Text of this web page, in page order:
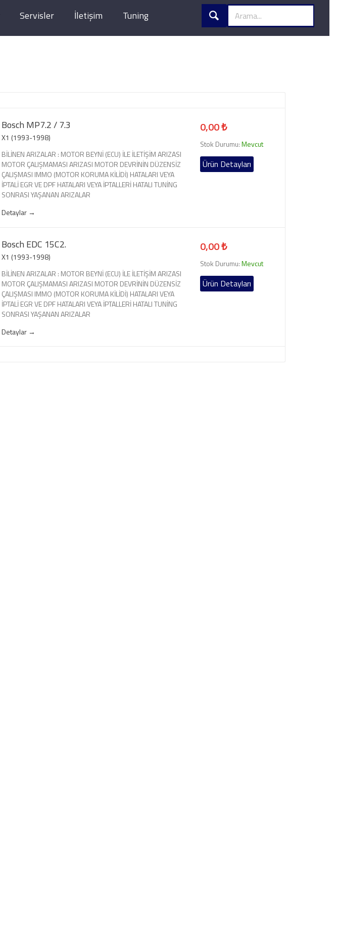
Servisler İletişim Tuning
Bosch MP7.2 / 7.3
X1 (1993-1998)
BİLİNEN ARIZALAR : MOTOR BEYNİ (ECU) İLE İLETİŞİM ARIZASI
MOTOR ÇALIŞMAMASI ARIZASI MOTOR DEVRİNİN DÜZENSİZ
ÇALIŞMASI IMMO (MOTOR KORUMA KİLİDİ) HATALARI VEYA
İPTALİ EGR VE DPF HATALARI VEYA İPTALLERİ HATALI TUNİNG
SONRASI YAŞANAN ARIZALAR
Detaylar →
0,00 ₺
Stok Durumu:Mevcut
Ürün Detayları
Bosch EDC 15C2.
X1 (1993-1998)
BİLİNEN ARIZALAR : MOTOR BEYNİ (ECU) İLE İLETİŞİM ARIZASI
MOTOR ÇALIŞMAMASI ARIZASI MOTOR DEVRİNİN DÜZENSİZ
ÇALIŞMASI IMMO (MOTOR KORUMA KİLİDİ) HATALARI VEYA
İPTALİ EGR VE DPF HATALARI VEYA İPTALLERİ HATALI TUNİNG
SONRASI YAŞANAN ARIZALAR
Detaylar →
0,00 ₺
Stok Durumu:Mevcut
Ürün Detayları